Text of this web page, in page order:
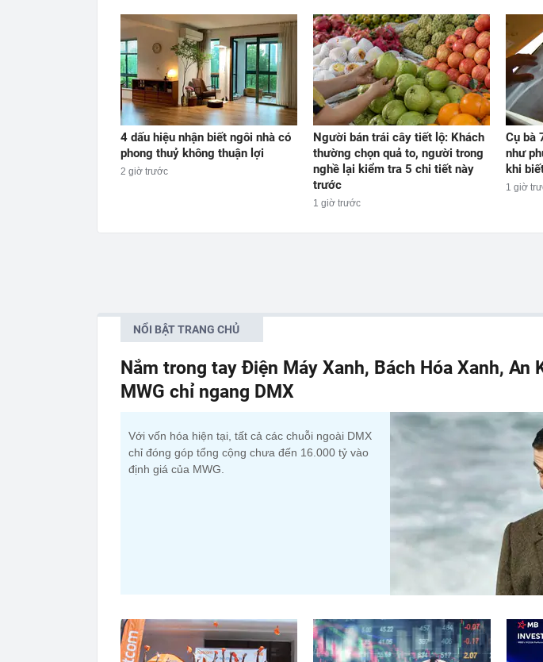
4 dấu hiệu nhận biết ngôi nhà có
phong thuỷ không thuận lợi
2 giờ trước
Người bán trái cây tiết lộ: Khách
thường chọn quả to, người trong
nghề lại kiểm tra 5 chi tiết này
trước
1 giờ trước
Cụ bà
như
khi
1 giờ
NỔI BẬT TRANG CHỦ
Nắm trong tay Điện Máy Xanh, Bách Hóa Xanh, An
MWG chỉ ngang DMX
Với vốn hóa hiện tại, tất cả các chuỗi ngoài DMX
chỉ đóng góp tổng cộng chưa đến 16.000 tỷ vào
định giá của MWG.